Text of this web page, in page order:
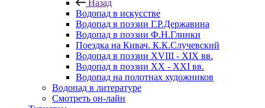
Назад
Водопад в искусстве
Водопад в поэзии Г.Р.Державина
Водопад в поэзии Ф.Н.Глинки
Поездка на Кивач. К.К.Случевский
Водопад в поэзии XVIII - XIX вв.
Водопад в поэзии XX - XXI вв.
Водопад на полотнах художников
Водопад в литературе
Смотреть он-лайн